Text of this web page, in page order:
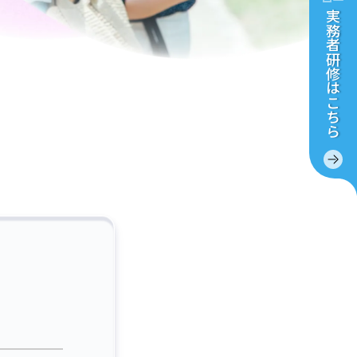
実務者研修
はこちら